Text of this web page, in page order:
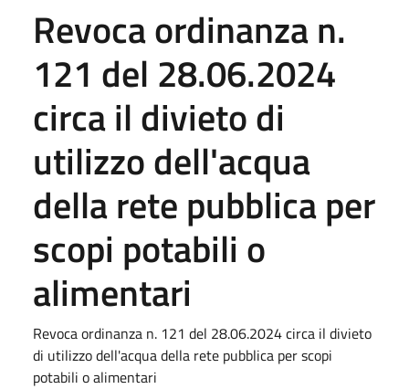
Revoca ordinanza n.
121 del 28.06.2024
circa il divieto di
utilizzo dell'acqua
della rete pubblica per
scopi potabili o
alimentari
Revoca ordinanza n. 121 del 28.06.2024 circa il divieto
di utilizzo dell'acqua della rete pubblica per scopi
potabili o alimentari